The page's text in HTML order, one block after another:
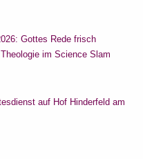
Gottes Rede frisch
im Science Slam
auf Hof Hinderfeld am